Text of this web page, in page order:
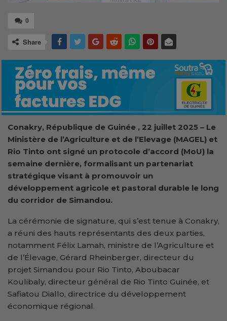
0
Share
Conakry, République de Guinée , 22 juillet 2025 – Le
Ministère de l’Agriculture et de l’Elevage (MAGEL) et
Rio Tinto ont signé un protocole d’accord (MoU) la
semaine dernière, formalisant un partenariat
stratégique visant à promouvoir un
développement agricole et pastoral durable le long
du corridor de Simandou.
La cérémonie de signature, qui s’est tenue à Conakry,
a réuni des hauts représentants des deux parties,
notamment Félix Lamah, ministre de l’Agriculture et
de l’Élevage, Gérard Rheinberger, directeur du
projet Simandou pour Rio Tinto, Aboubacar
Koulibaly, directeur général de Rio Tinto Guinée, et
Safiatou Diallo, directrice du développement
économique régional.